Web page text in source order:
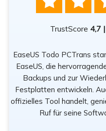
TrustScore 4,7
EaseUS Todo PCTrans
EaseUS, die
Backups und zur
Festplatten entwickeln.
offizielles Tool handelt,
Ruf für seine